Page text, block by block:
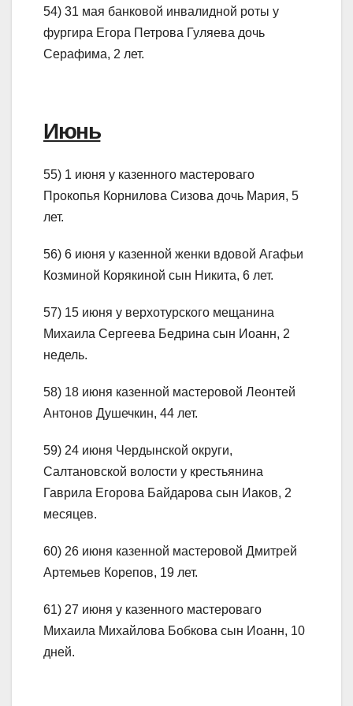
54) 31 мая банковой инвалидной роты у
фургира Егора Петрова Гуляева дочь
Серафима, 2 лет.
Июнь
55) 1 июня у казенного мастероваго
Прокопья Корнилова Сизова дочь Мария, 5
лет.
56) 6 июня у казенной женки вдовой Агафьи
Козминой Корякиной сын Никита, 6 лет.
57) 15 июня у верхотурского мещанина
Михаила Сергеева Бедрина сын Иоанн, 2
недель.
58) 18 июня казенной мастеровой Леонтей
Антонов Душечкин, 44 лет.
59) 24 июня Чердынской округи,
Салтановской волости у крестьянина
Гаврила Егорова Байдарова сын Иаков, 2
месяцев.
60) 26 июня казенной мастеровой Дмитрей
Артемьев Корепов, 19 лет.
61) 27 июня у казенного мастероваго
Михаила Михайлова Бобкова сын Иоанн, 10
дней.